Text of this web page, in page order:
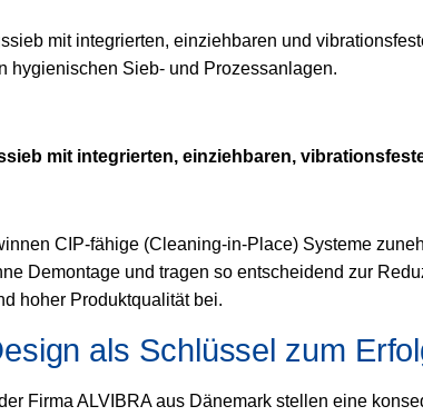
mit integrierten, einziehbaren,
CIP-fähige (Cleaning-in-Place) Systeme
Demontage und tragen so entscheidend zur
hoher Produktqualität bei.
als Schlüssel zum
Firma ALVIBRA aus Dänemark stellen eine